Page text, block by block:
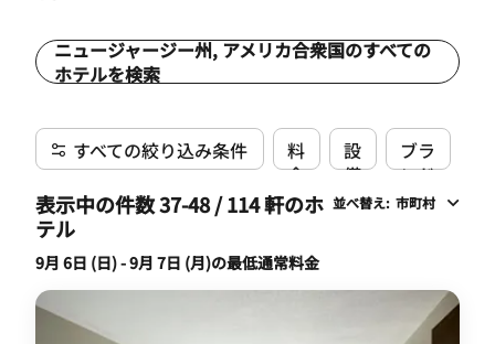
ニュージャージー州, アメリカ合衆国のすべての
ホテルを検索
すべての絞り込み条件
料
金
設
備
ブラ
ンド
表示中の件数 37-48 / 114 軒のホ
テル
並べ替え: 市町村
9月 6日 (日) - 9月 7日 (月)の最低通常料金